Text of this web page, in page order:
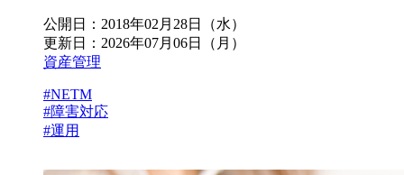
公開日： 2018年02月28日（水）
更新日： 2026年07月06日（月）
資産管理
#NETM
#障害対応
#運用